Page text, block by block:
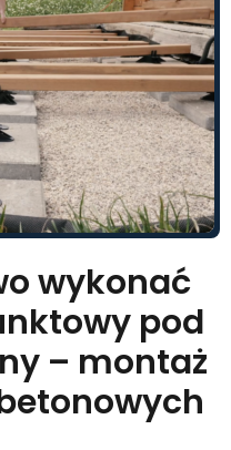
wykonać
pod
– montaż